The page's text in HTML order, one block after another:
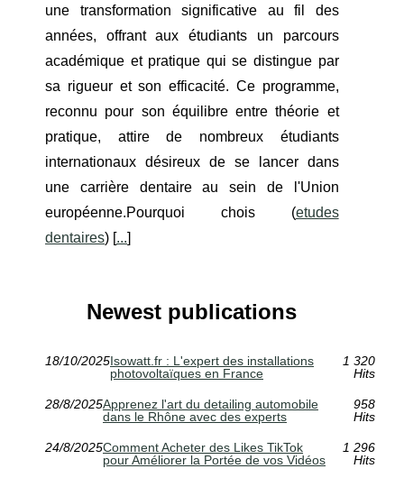
une transformation significative au fil des
années, offrant aux étudiants un parcours
académique et pratique qui se distingue par
sa rigueur et son efficacité. Ce programme,
reconnu pour son équilibre entre théorie et
pratique, attire de nombreux étudiants
internationaux désireux de se lancer dans
une carrière dentaire au sein de l'Union
européenne.Pourquoi chois (etudes
dentaires) [...]
Newest publications
18/10/2025Isowatt.fr : L'expert des installations
photovoltaïques en France
1 320
Hits
28/8/2025Apprenez l'art du detailing automobile
dans le Rhône avec des experts
958
Hits
24/8/2025Comment Acheter des Likes TikTok
pour Améliorer la Portée de vos Vidéos
1 296
Hits